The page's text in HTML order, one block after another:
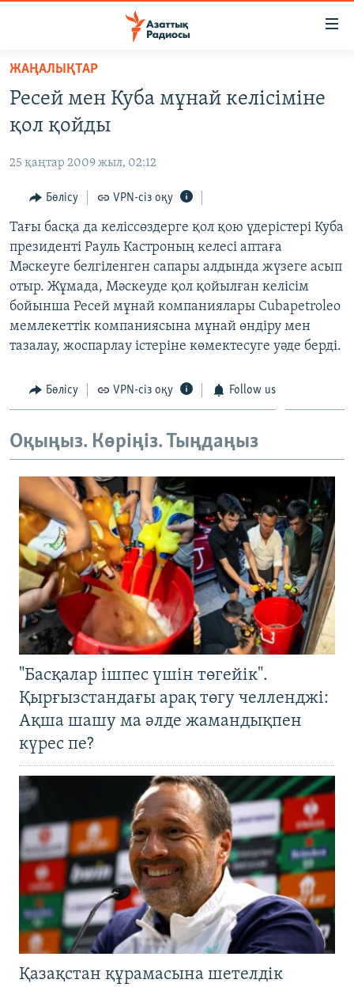
Skip
main
content
to
Navigation
Skip
to
Search
ҚАҢТАР ОҚИҒАСЫ
АДАМ ҚҰҚЫҚТАРЫ
ӘЛЕУМЕТ
ӘЛЕМ
АРНАЙЫ ЖОБАЛАР
Русский
Басқа тілдерде
ЖАҢАЛЫҚТАР
Ресей мен Куба мұнай келісіміне
қол қойды
25 қаңтар 2009 жыл, 02:12
Бөлісу VPN-сіз оқу
Тағы басқа да келіссөздерге қол қою үдерістері Куба
президенті Рауль Кастроның келесі аптаға
Мәскеуге белгіленген сапары алдында жүзеге асып
отыр. Жұмада, Мәскеуде қол қойылған келісім
бойынша Ресей мұнай компаниялары Cubapetroleo
мемлекеттік компаниясына мұнай өндіру мен
тазалау, жоспарлау істеріне көмектесуге уәде берді.
Бөлісу VPN-сіз оқу Follow us
Оқыңыз. Көріңіз. Тыңдаңыз
"Басқалар ішпес үшін төгейік".
Қырғызстандағы арақ төгу челленджі:
Ақша шашу ма әлде жамандықпен
күрес пе?
Қазақстан құрамасына шетелдік